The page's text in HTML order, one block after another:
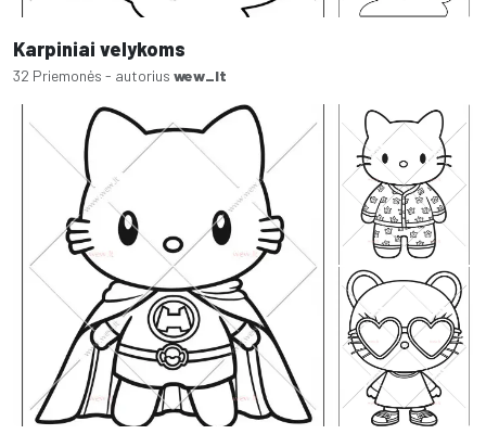
Karpiniai velykoms
32 Priemonės - autorius wew_lt